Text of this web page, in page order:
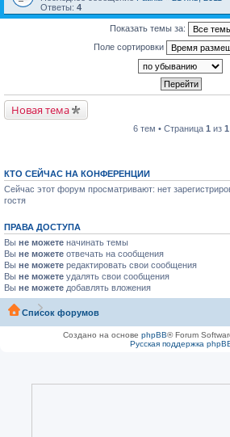
Ответы: 4
Показать темы за:
Поле сортировки
Новая тема
6 тем • Страница 1 из 1
КТО СЕЙЧАС НА КОНФЕРЕНЦИИ
Сейчас этот форум просматривают: нет
гостя
ПРАВА ДОСТУПА
Вы не можете начинать темы
Вы не можете отвечать на сообщения
Вы не можете редактировать свои сообщения
Вы не можете удалять свои сообщения
Вы не можете добавлять вложения
Список форумов
Создано на основе phpBB® Forum
Русская поддержка